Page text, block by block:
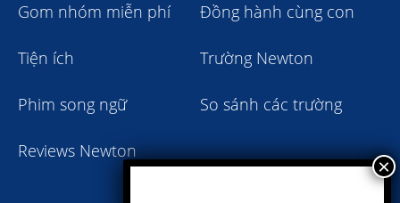
Gom nhóm miễn phí Đồng hành cùng con
Tiện ích Trường Newton
Phim song ngữ So sánh các trường
Reviews Newton